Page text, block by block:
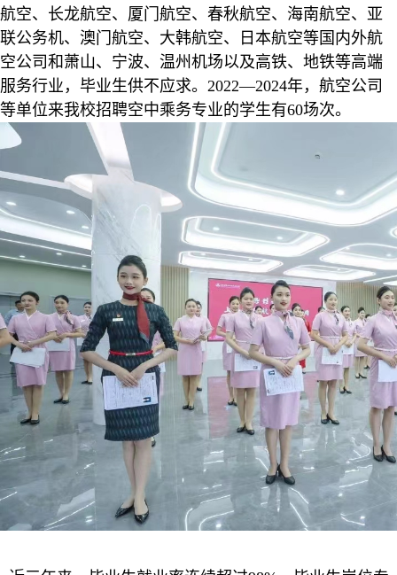
航空、长龙航空、厦门航空、春秋航空、海南航空、亚
联公务机、澳门航空、大韩航空、日本航空等国内外航
空公司和萧山、宁波、温州机场以及高铁、地铁等高端
服务行业，毕业生供不应求。2022—2024年，航空公司
等单位来我校招聘空中乘务专业的学生有60场次。